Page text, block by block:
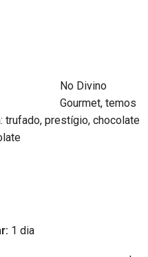
No Divino
Gourmet, temos
trufado, prestígio, chocolate
1 dia